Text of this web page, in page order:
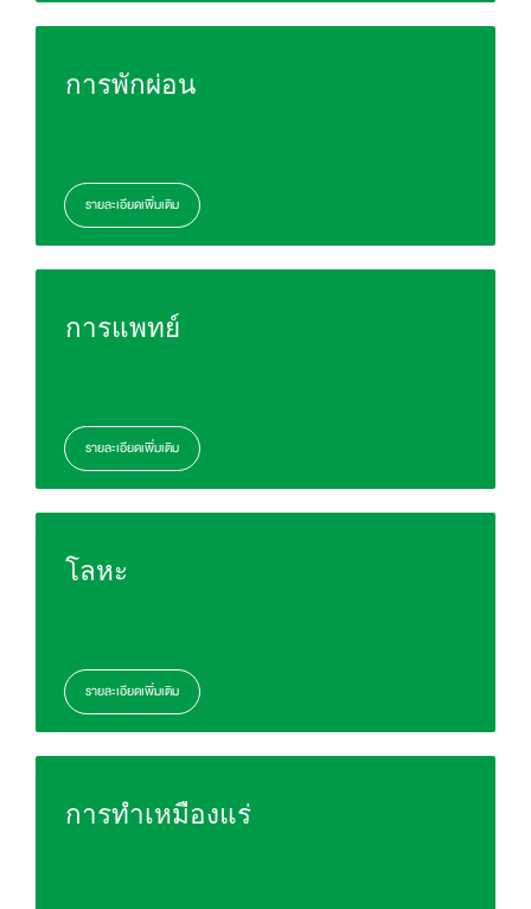
การพักผ่อน
รายละเอียดเพิ่มเติม
การแพทย์
รายละเอียดเพิ่มเติม
โลหะ
รายละเอียดเพิ่มเติม
การทำเหมืองแร่